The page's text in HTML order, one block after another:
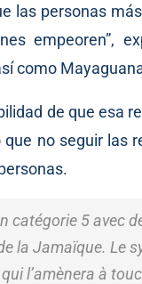
las personas
empeoren”,
como
de que esa
no seguir las
catégorie 5 avec
la Jamaïque. Le
l’amènera à